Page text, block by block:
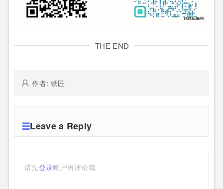
THE END
作者: 铁匠
Leave a Reply
请先登录账户再评论哦